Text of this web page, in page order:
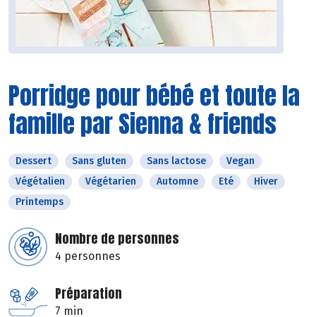
Porridge pour bébé et toute la
famille par Sienna & friends
Dessert Sans gluten Sans lactose
Vegan
Végétalien
Végétarien Automne Eté
Hiver
Printemps
Nombre de personnes
4 personnes
Préparation
7 min